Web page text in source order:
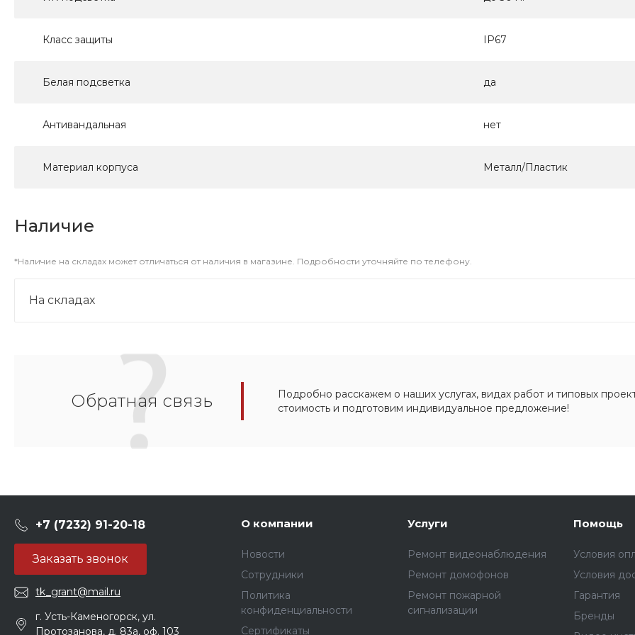
Класс защиты IP67
Белая подсветка да
Антивандальная нет
Материал корпуса Металл/Пластик
Наличие
*Наличие на складах может отличаться от наличия в магазине. Подробности уточняйте по телефону.
На складах
Обратная связь
Подробно расскажем о наших услугах, видах работ и типовых
стоимость и подготовим индивидуальное предложение!
+7 (7232) 91-20-18
Заказать звонок
tk_grant@mail.ru
г. Усть-Каменогорск, ул.
Протозанова, д. 83а, оф. 103
О компании
Новости
Сотрудники
Политика
конфиденциальности
Сертификаты
Услуги
Ремонт видеонаблюдения
Ремонт домофонов
Ремонт пожарной
сигнализации
Помощь
Условия
Условия
Гарантия
Бренды